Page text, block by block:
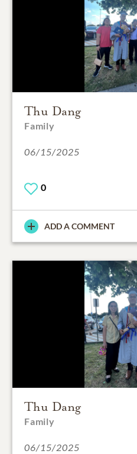
Thu Dang
Family
06/15/2025
0
ADD A COMMENT
Thu Dang
Family
06/15/2025